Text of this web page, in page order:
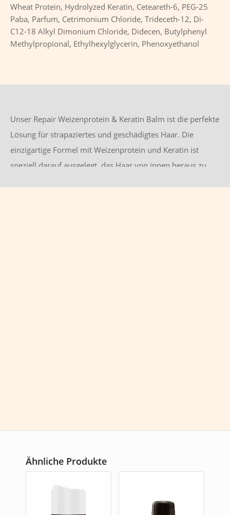
Wheat Protein, Hydrolyzed Keratin, Ceteareth-6, PEG-25
Paba, Parfum, Cetrimonium Chloride, Trideceth-12, Di-
C12-18 Alkyl Dimonium Chloride, Didecen, Butylphenyl
Methylpropional, Ethylhexylglycerin, Phenoxyethanol
Unser Repair Weizenprotein & Keratin Balm ist die perfekte
Lösung für strapaziertes und geschädigtes Haar. Die
einzigartige Formel mit Weizenprotein und Keratin ist
speziell darauf ausgelegt, das Haar von innen heraus zu
Ähnliche Produkte